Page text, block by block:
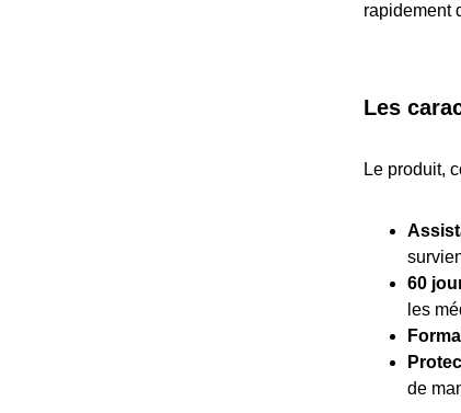
rapidement
Les
Le produit,
60
les
de